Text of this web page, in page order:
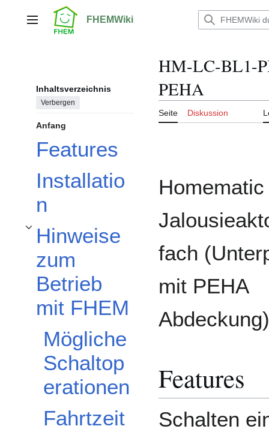
springenHauptmenü FHEMWiki
Inhaltsverzeichnis
Verbergen
Anfang
Features
Installatio
n
Hinweise
zum
Betrieb
mit FHEM
Unterabschnitt Hinweise zum Betrieb mit FHEM umschalten
Mögliche
Schaltop
erationen
Fahrtzeit
HM-LC-BL1-
PEHA
Seite Diskussion
fach
mit PEHA
Abdeckung)
Features
Schalten